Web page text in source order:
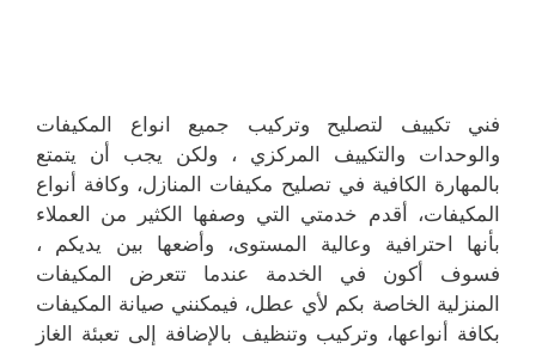
فني تكييف لتصليح وتركيب جميع انواع المكيفات
والوحدات والتكييف المركزي ، ولكن يجب أن يتمتع
بالمهارة الكافية في تصليح مكيفات المنازل، وكافة أنواع
المكيفات، أقدم خدمتي التي وصفها الكثير من العملاء
بأنها احترافية وعالية المستوى، وأضعها بين يديكم ،
فسوف أكون في الخدمة عندما تتعرض المكيفات
المنزلية الخاصة بكم لأي عطل، فيمكنني صيانة المكيفات
بكافة أنواعها، وتركيب وتنظيف بالإضافة إلى تعبئة الغاز